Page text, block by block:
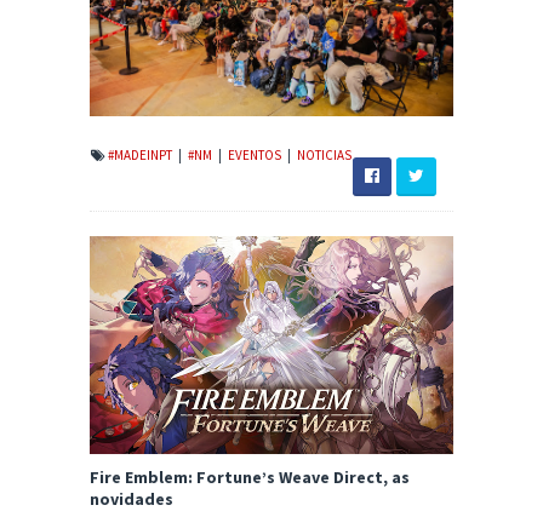
#MADEINPT | #NM | EVENTOS | NOTICIAS
Fire Emblem: Fortune’s Weave Direct, as
novidades